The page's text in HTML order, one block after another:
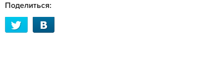
Поделиться: